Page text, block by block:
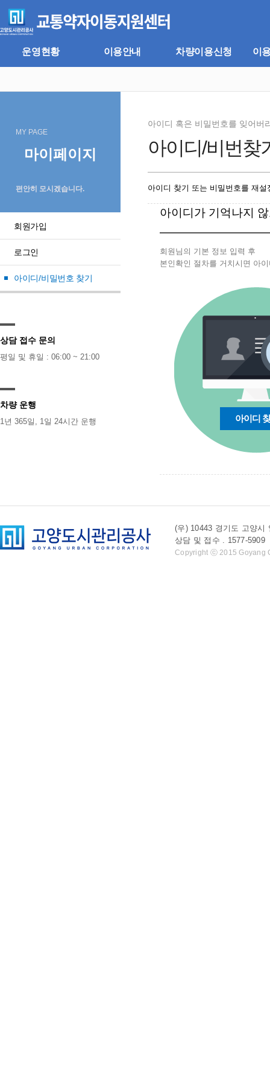
뉴
바
기
바
로
운영현황 이용안내 차량이용신청 이
마이페이지
MY PAGE
편안히 모시겠습니다.
회원가입
로그인
아이디/비밀번호 찾기
상담 접수 문의
평일 및 휴일 : 06:00 ~ 21:00
차량 운행
1년 365일, 1일 24시간 운행
아이디/비번찾
아이디 혹은 비밀번호를 잊어버
아이디 찾기 또는 비밀번호를 재
아이디가 기억나지
회원님의 기본 정보 입력 후
본인확인 절차를 거치시면 아
아이디
(우) 10443 경기도 고양시
상담 및 접수 . 1577-
Copyright ⓒ 2015 Goyang